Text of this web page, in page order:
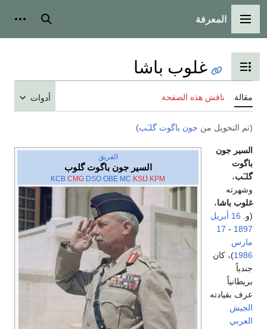
گلـَب)
السير جون باگوت گلوب
KCB KStJ KPM